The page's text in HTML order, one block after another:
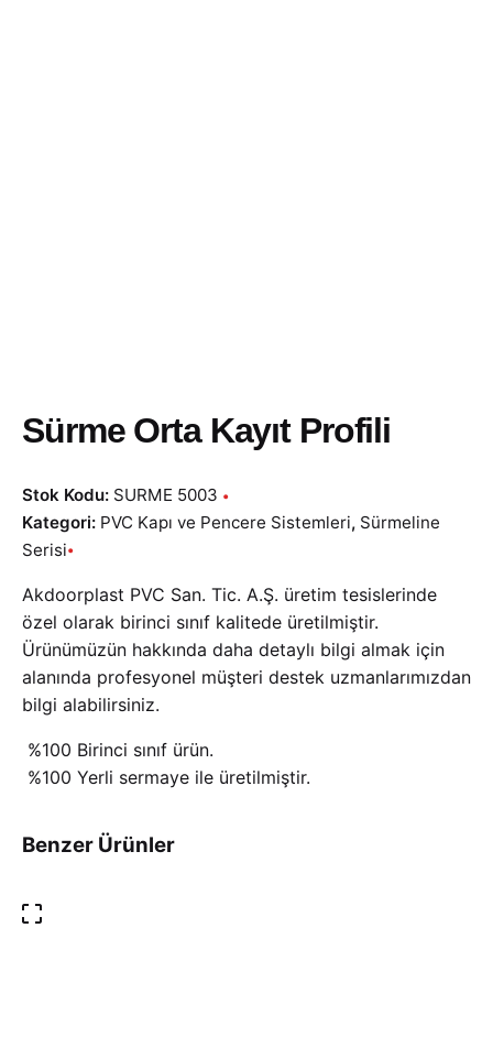
Sürme Orta Kayıt Profili
Stok Kodu: SURME 5003
Kategori: PVC Kapı ve Pencere Sistemleri, Sürmeline
Serisi
Akdoorplast PVC San. Tic. A.Ş. üretim tesislerinde
özel olarak birinci sınıf kalitede üretilmiştir.
Ürünümüzün hakkında daha detaylı bilgi almak için
alanında profesyonel müşteri destek uzmanlarımızdan
bilgi alabilirsiniz.
%100 Birinci sınıf ürün.
%100 Yerli sermaye ile üretilmiştir.
Benzer Ürünler